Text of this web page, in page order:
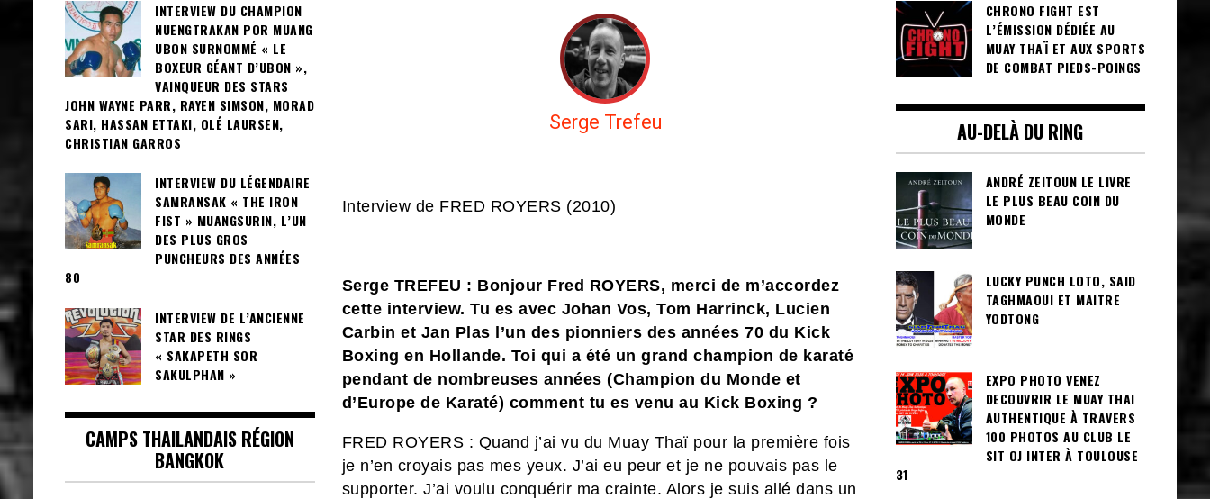
Serge Trefeu
Interview de FRED ROYERS (2010)
Serge TREFEU : Bonjour Fred ROYERS, merci de m’accordez
cette interview. Tu es avec Johan Vos, Tom Harrinck, Lucien
Carbin et Jan Plas l’un des pionniers des années 70 du Kick
Boxing en Hollande. Toi qui a été un grand champion de karaté
pendant de nombreuses années (Champion du Monde et
d’Europe de Karaté) comment tu es venu au Kick Boxing ?
FRED ROYERS : Quand j’ai vu du Muay Thaï pour la première fois
je n’en croyais pas mes yeux. J’ai eu peur et je ne pouvais pas le
supporter. J’ai voulu conquérir ma crainte. Alors je suis allé dans un
INTERVIEW DU CHAMPION
NUENGTRAKAN POR MUANG
UBON SURNOMMÉ « LE
BOXEUR GÉANT D’UBON »,
VAINQUEUR DES STARS
JOHN WAYNE PARR, RAYEN SIMSON, MORAD
SARI, HASSAN ETTAKI, OLÉ LAURSEN,
CHRISTIAN GARROS
INTERVIEW DU LÉGENDAIRE
SAMRANSAK « THE IRON
FIST » MUANGSURIN, L’UN
DES PLUS GROS
PUNCHEURS DES ANNÉES
80
INTERVIEW DE L’ANCIENNE
STAR DES RINGS
« SAKAPETH SOR
SAKULPHAN »
CAMPS THAILANDAIS RÉGION
BANGKOK
CHRONO FIGHT EST
L’ÉMISSION DÉDIÉE AU
MUAY THAÏ ET AUX SPORTS
DE COMBAT PIEDS-POINGS
AU-DELÀ DU RING
ANDRÉ ZEITOUN LE LIVRE
LE PLUS BEAU COIN DU
MONDE
LUCKY PUNCH LOTO, SAID
TAGHMAOUI ET MAITRE
YODTONG
EXPO PHOTO VENEZ
DECOUVRIR LE MUAY THAI
AUTHENTIQUE À TRAVERS
100 PHOTOS AU CLUB LE
SIT OJ INTER À TOULOUSE
31